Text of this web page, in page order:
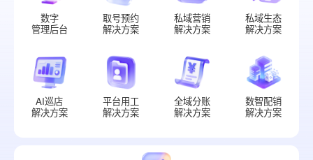
数字
管理后台
取号预约
解决方案
私域营销
解决方案
私域生态
解决方案
AI巡店
解决方案
平台用工
解决方案
全域分账
解决方案
数智配销
解决方案